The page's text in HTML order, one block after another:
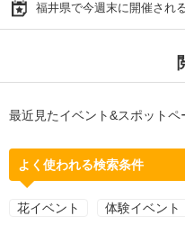
福井県で今週末に開催され
最近見たイベント&スポットペ
よく使われる検索条件
花イベント 体験イベント